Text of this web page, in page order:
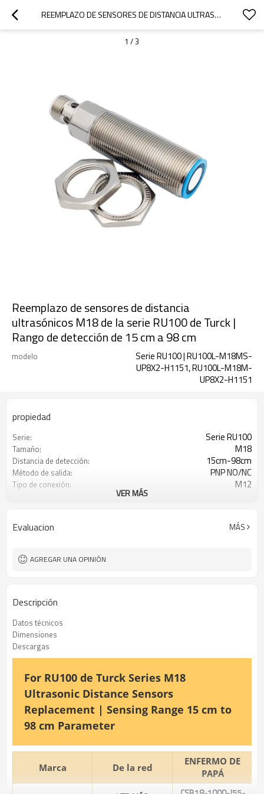
REEMPLAZO DE SENSORES DE DISTANCIA ULTRASÓNICOS M18 DE LA SERIE RU100 DE TURCK | RANGO DE DETECCIÓN DE 15 CM A 98 CM
1 /3
Reemplazo de sensores de distancia
ultrasónicos M18 de la serie RU100 de Turck |
Rango de detección de 15 cm a 98 cm
modelo
Serie RU100 | RU100L-M18MS-
UP8X2-H1151, RU100L-M18M-
UP8X2-H1151
propiedad
Serie: Serie RU100
Tamaño: M18
Distancia de detección: 15cm-98cm
Método de salida: PNP NO/NC
Tipo de conexión: M12
VER MÁS
Evaluacion MÁS
AGREGAR UNA OPINIÓN
Descripción
Datos técnicos
Dimensiones
Descargas
For RU100 de Turck Series M18
Ultrasonic Distance Sensors
Replacement | Sensing Range 15 cm to
98 cm Parameter
Marca De la red
ENFERMO DE
PAPÁ